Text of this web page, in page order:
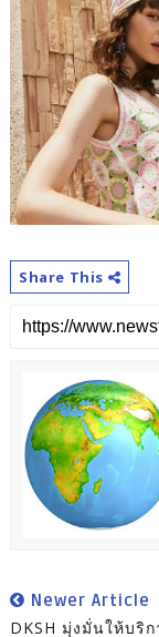
Share This
Newer Article
DKSH มุ่งมั่นให้บริ